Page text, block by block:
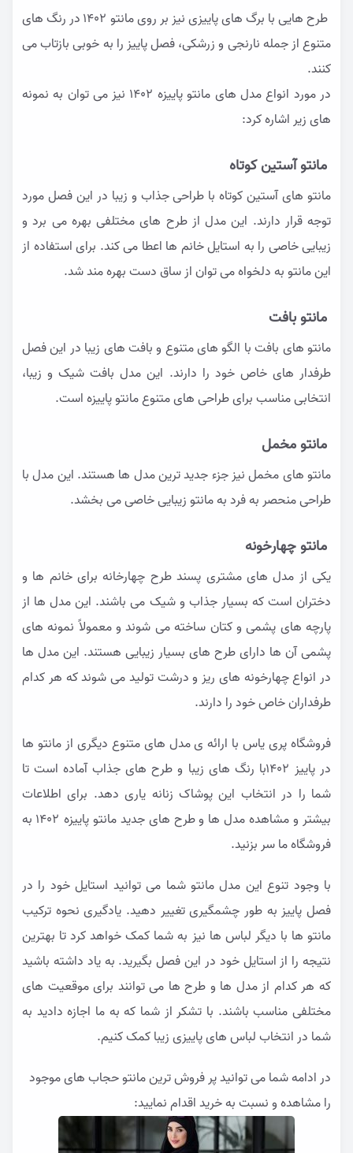
طرح هایی با برگ های پاییزی نیز بر روی مانتو ۱۴۰۲ در رنگ های
متنوع از جمله نارنجی و زرشکی، فصل پاییز را به خوبی بازتاب می
کنند.
در مورد انواع مدل های مانتو پاییزه ۱۴۰۲ نیز می توان به نمونه
های زیر اشاره کرد:
مانتو آستین کوتاه
مانتو های آستین کوتاه با طراحی جذاب و زیبا در این فصل مورد
توجه قرار دارند. این مدل از طرح های مختلفی بهره می برد و
زیبایی خاصی را به استایل خانم ها اعطا می کند. برای استفاده از
این مانتو به دلخواه می توان از ساق دست بهره مند شد.
مانتو بافت
مانتو های بافت با الگو های متنوع و بافت های زیبا در این فصل
طرفدار های خاص خود را دارند. این مدل بافت شیک و زیبا،
انتخابی مناسب برای طراحی های متنوع مانتو پاییزه است.
مانتو مخمل
مانتو های مخمل نیز جزء جدید ترین مدل ها هستند. این مدل با
طراحی منحصر به فرد به مانتو زیبایی خاصی می بخشد.
مانتو چهارخونه
یکی از مدل های مشتری پسند طرح چهارخانه برای خانم ها و
دختران است که بسیار جذاب و شیک می باشند. این مدل ها از
پارچه های پشمی و کتان ساخته می شوند و معمولاً نمونه های
پشمی آن ها دارای طرح های بسیار زیبایی هستند. این مدل ها
در انواع چهارخونه های ریز و درشت تولید می شوند که هر کدام
طرفداران خاص خود را دارند.
فروشگاه پری یاس با ارائه ی مدل های متنوع دیگری از مانتو ها
در پاییز ۱۴۰۲با رنگ های زیبا و طرح های جذاب آماده است تا
شما را در انتخاب این پوشاک زنانه یاری دهد. برای اطلاعات
بیشتر و مشاهده مدل ها و طرح های جدید مانتو پاییزه ۱۴۰۲ به
فروشگاه ما سر بزنید.
با وجود تنوع این مدل مانتو شما می توانید استایل خود را در
فصل پاییز به طور چشمگیری تغییر دهید. یادگیری نحوه ترکیب
مانتو ها با دیگر لباس ها نیز به شما کمک خواهد کرد تا بهترین
نتیجه را از استایل خود در این فصل بگیرید. به یاد داشته باشید
که هر کدام از مدل ها و طرح ها می توانند برای موقعیت های
مختلفی مناسب باشند. با تشکر از شما که به ما اجازه دادید به
شما در انتخاب لباس های پاییزی زیبا کمک کنیم.
در ادامه شما می توانید پر فروش ترین مانتو حجاب های موجود
را مشاهده و نسبت به خرید اقدام نمایید: